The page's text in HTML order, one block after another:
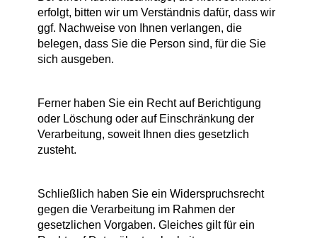
erfolgt, bitten wir um Verständnis dafür, dass wir
ggf. Nachweise von Ihnen verlangen, die
belegen, dass Sie die Person sind, für die Sie
sich ausgeben.
Ferner haben Sie ein Recht auf Berichtigung
oder Löschung oder auf Einschränkung der
Verarbeitung, soweit Ihnen dies gesetzlich
zusteht.
Schließlich haben Sie ein Widerspruchsrecht
gegen die Verarbeitung im Rahmen der
gesetzlichen Vorgaben. Gleiches gilt für ein